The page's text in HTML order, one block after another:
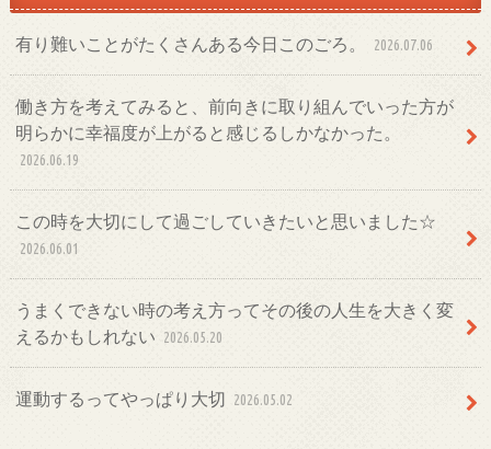
有り難いことがたくさんある今日このごろ。 2026.07.06
働き方を考えてみると、前向きに取り組んでいった方が
明らかに幸福度が上がると感じるしかなかった。
2026.06.19
この時を大切にして過ごしていきたいと思いました☆
2026.06.01
うまくできない時の考え方ってその後の人生を大きく変
えるかもしれない 2026.05.20
運動するってやっぱり大切 2026.05.02